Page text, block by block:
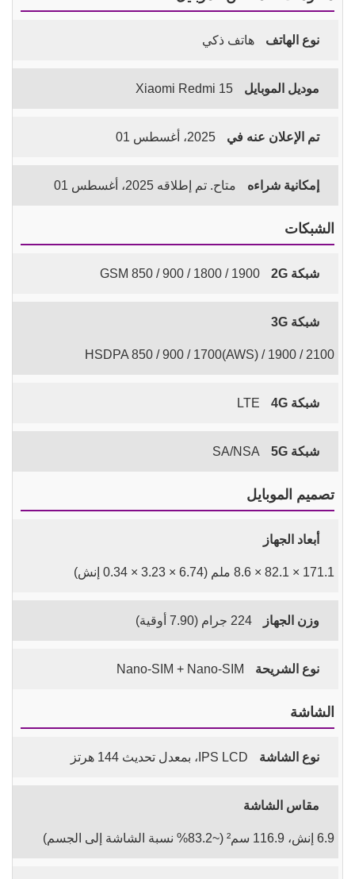
نوع الهاتف هاتف ذكي
موديل الموبايل Xiaomi Redmi 15
تم الإعلان عنه في 2025، أغسطس 01
إمكانية شراءه متاح. تم إطلاقه 2025، أغسطس 01
الشبكات
شبكة 2G GSM 850 / 900 / 1800 / 1900
شبكة 3G
HSDPA 850 / 900 / 1700(AWS) / 1900 / 2100
شبكة 4G LTE
شبكة 5G SA/NSA
تصميم الموبايل
أبعاد الجهاز
171.1 × 82.1 × 8.6 ملم (6.74 × 3.23 × 0.34 إنش)
وزن الجهاز 224 جرام (7.90 أوقية)
نوع الشريحة Nano-SIM + Nano-SIM
الشاشة
نوع الشاشة IPS LCD، بمعدل تحديث 144 هرتز
مقاس الشاشة
6.9 إنش، 116.9 سم² (~83.2% نسبة الشاشة إلى الجسم)